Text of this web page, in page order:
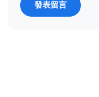
發表留言